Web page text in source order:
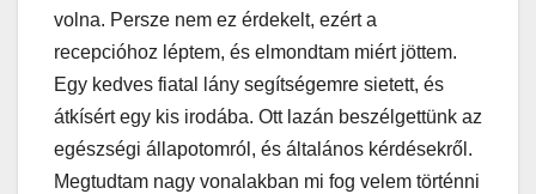
volna. Persze nem ez érdekelt, ezért a
recepcióhoz léptem, és elmondtam miért jöttem.
Egy kedves fiatal lány segítségemre sietett, és
átkísért egy kis irodába. Ott lazán beszélgettünk az
egészségi állapotomról, és általános kérdésekről.
Megtudtam nagy vonalakban mi fog velem történni